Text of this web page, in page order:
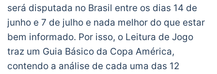
será disputada no Brasil entre os dias 14 de
junho e 7 de julho e nada melhor do que estar
bem informado. Por isso, o Leitura de Jogo
traz um Guia Básico da Copa América,
contendo a análise de cada uma das 12